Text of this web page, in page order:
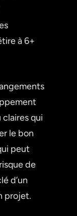
à 6+
qui
le bon
peut
de
d’un
projet.